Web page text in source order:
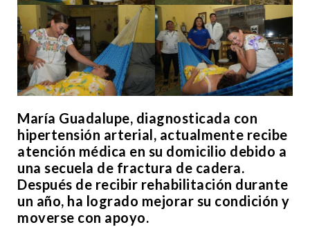
María Guadalupe, diagnosticada con
hipertensión arterial, actualmente recibe
atención médica en su domicilio debido a
una secuela de fractura de cadera.
Después de recibir rehabilitación durante
un año, ha logrado mejorar su condición y
moverse con apoyo.